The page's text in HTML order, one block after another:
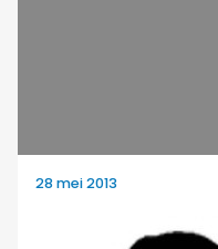
28 mei 2013